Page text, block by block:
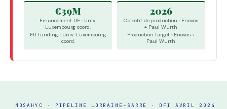
€39M
Financement UE · Univ.
Luxembourg coord.
EU funding · Univ. Luxembourg
coord.
2026
Objectif de production · Enovos
+ Paul Wurth
Production target · Enovos +
Paul Wurth
MOSAHYC · PIPELINE LORRAINE–SARRE · DFI AVRIL 2024